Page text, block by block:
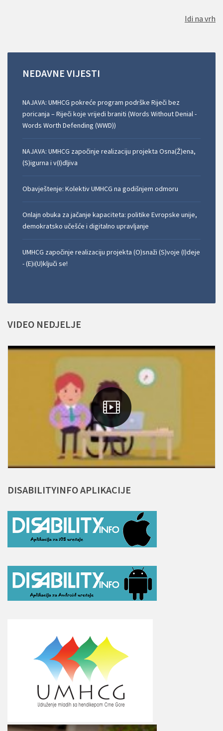
Idi na vrh
NEDAVNE VIJESTI
NAJAVA: UMHCG pokreće program podrške Riječi bez
poricanja – Riječi koje vrijedi braniti (Words Without Denial -
Words Worth Defending (WWD))
NAJAVA: UMHCG započinje realizaciju projekta Osna(Ž)ena,
(S)igurna i v(I)dljiva
Obavještenje: Kolektiv UMHCG na godišnjem odmoru
Onlajn obuka za jačanje kapaciteta: politike Evropske unije,
demokratsko učešće i digitalno upravljanje
UMHCG započinje realizaciju projekta (O)snaži (S)voje (I)deje
- (E)i(U)ključi se!
VIDEO NEDJELJE
DISABILITYINFOAPLIKACIJE